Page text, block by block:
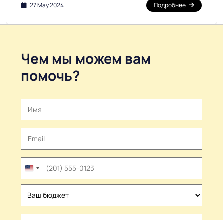
27 May 2024 Подробнее
Чем мы можем вам
помочь?
United
States
+1